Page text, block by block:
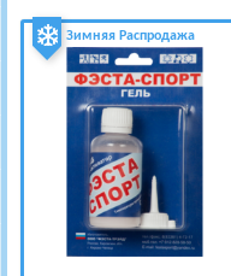
Зимняя Распродажа